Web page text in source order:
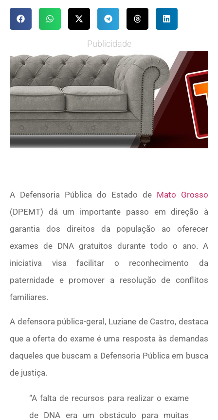
Publicidade
A Defensoria Pública do Estado de Mato Grosso
(DPEMT) dá um importante passo em direção à
garantia dos direitos da população ao oferecer
exames de DNA gratuitos durante todo o ano. A
iniciativa visa facilitar o reconhecimento da
paternidade e promover a resolução de conflitos
familiares.
A defensora pública-geral, Luziane de Castro, destaca
que a oferta do exame é uma resposta às demandas
daqueles que buscam a Defensoria Pública em busca
de justiça.
“A falta de recursos para realizar o exame
de DNA era um obstáculo para muitas